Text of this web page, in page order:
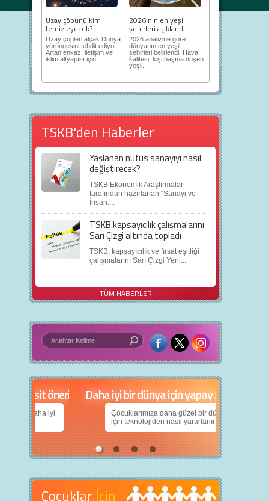
Uzay çöpünü kim
temizleyecek?
Uzay çöpleri alçak Dünya
yörüngesini tehdit ediyor.
Artan enkaz, iletişim ve
iklim altyapısı için...
2026’nın en yeşil
şehirleri açıklandı
2026 analizine göre
dünyanın en yeşil
şehirleri belirlendi. Hava
kalitesi, kişi başına düşen
yeşil...
TSKB'den Haberler
Yaşlanan nüfus sanayiyi nasıl
değiştirecek?
TSKB Ekonomik Araştırmalar
tarafından hazırlanan “Sanayi ve
İnsan:...
TSKB kapsayıcılık çalışmalarını
Sarı Çizgi altında topladı
TSKB, kapsayıcılık ve fırsat eşitliği
çalışmalarını Sarı Çizgi Yeni...
TÜM HABERLER
5 basit öneri
daha iyi
Daha iyi bir dünya için yapay zekâ
Çocuklarımıza daha güzel bir dünya bırakabilmek
için teknolojiden nasıl yararlanırız?
Çocuklar İçin